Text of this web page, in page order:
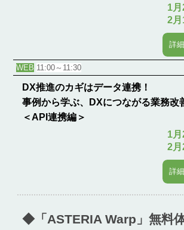
1
2月
詳
WEB 11:00～11:30
DX推進のカギはデータ連携！
事例から学ぶ、DXにつながる業務改
＜API連携編＞
1
2月
詳
◆「ASTERIA Warp」無料